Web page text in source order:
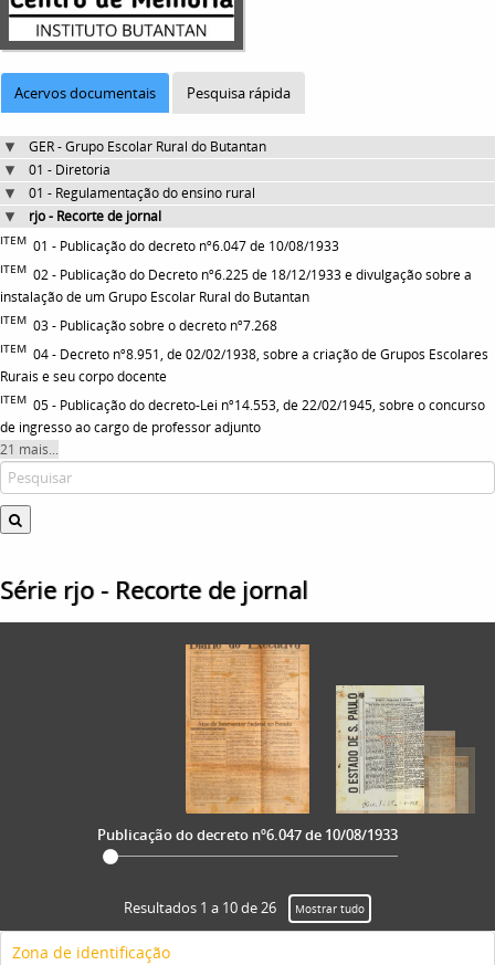
Acervos documentais Pesquisa rápida
GER - Grupo Escolar Rural do Butantan
01 - Diretoria
01 - Regulamentação do ensino rural
rjo - Recorte de jornal
ITEM 01 - Publicação do decreto nº6.047 de 10/08/1933
ITEM 02 - Publicação do Decreto nº6.225 de 18/12/1933 e divulgação sobre a
instalação de um Grupo Escolar Rural do Butantan
ITEM 03 - Publicação sobre o decreto nº7.268
ITEM 04 - Decreto nº8.951, de 02/02/1938, sobre a criação de Grupos Escolares
Rurais e seu corpo docente
ITEM 05 - Publicação do decreto-Lei nº14.553, de 22/02/1945, sobre o concurso
de ingresso ao cargo de professor adjunto
21 mais...
Série rjo - Recorte de jornal
Publicação do decreto nº6.047 de 10/08/1933
Resultados 1 a 10 de 26 Mostrar tudo
Zona de identificação